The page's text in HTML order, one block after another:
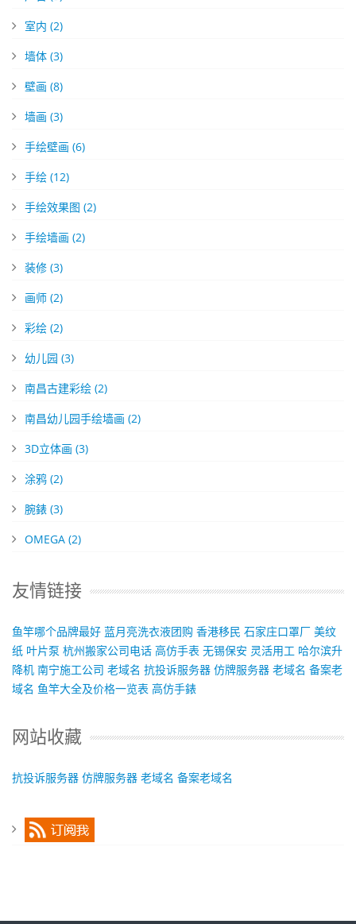
室内 (2)
墙体 (3)
壁画 (8)
墙画 (3)
手绘壁画 (6)
手绘 (12)
手绘效果图 (2)
手绘墙画 (2)
装修 (3)
画师 (2)
彩绘 (2)
幼儿园 (3)
南昌古建彩绘 (2)
南昌幼儿园手绘墙画 (2)
3D立体画 (3)
涂鸦 (2)
腕錶 (3)
OMEGA (2)
友情链接
鱼竿哪个品牌最好 蓝月亮洗衣液团购 香港移民 石家庄口罩厂 美纹
纸 叶片泵 杭州搬家公司电话 高仿手表 无锡保安 灵活用工 哈尔滨升
降机 南宁施工公司 老域名 抗投诉服务器 仿牌服务器 老域名 备案老
域名 鱼竿大全及价格一览表 高仿手錶
网站收藏
抗投诉服务器 仿牌服务器 老域名 备案老域名